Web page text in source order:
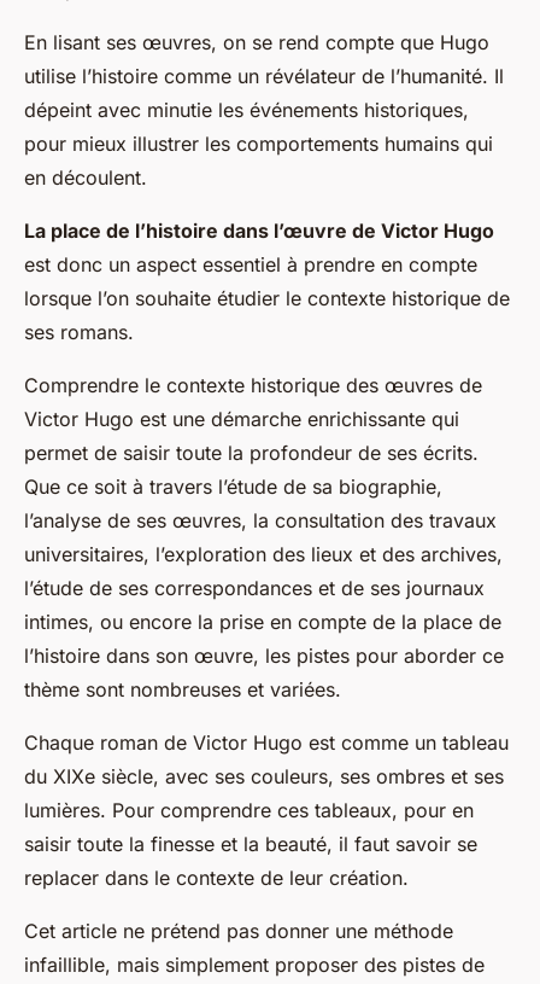
En lisant ses œuvres, on se rend compte que Hugo
utilise l’histoire comme un révélateur de l’humanité. Il
dépeint avec minutie les événements historiques,
pour mieux illustrer les comportements humains qui
en découlent.
La place de l’histoire dans l’œuvre de Victor Hugo
est donc un aspect essentiel à prendre en compte
lorsque l’on souhaite étudier le contexte historique de
ses romans.
Comprendre le contexte historique des œuvres de
Victor Hugo est une démarche enrichissante qui
permet de saisir toute la profondeur de ses écrits.
Que ce soit à travers l’étude de sa biographie,
l’analyse de ses œuvres, la consultation des travaux
universitaires, l’exploration des lieux et des archives,
l’étude de ses correspondances et de ses journaux
intimes, ou encore la prise en compte de la place de
l’histoire dans son œuvre, les pistes pour aborder ce
thème sont nombreuses et variées.
Chaque roman de Victor Hugo est comme un tableau
du XIXe siècle, avec ses couleurs, ses ombres et ses
lumières. Pour comprendre ces tableaux, pour en
saisir toute la finesse et la beauté, il faut savoir se
replacer dans le contexte de leur création.
Cet article ne prétend pas donner une méthode
infaillible, mais simplement proposer des pistes de